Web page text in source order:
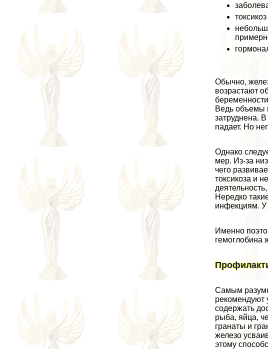
Обычно,
возрастают
Ведь объемы
затруднена.
падает. Но
Однако
мер. Из-за
чего
токсикоза и
Нередко
инфекциям. У
Именно
гемоглобина
Самым
рекомендуют
содержать
рыба, яйца,
гранаты и
железо
этому